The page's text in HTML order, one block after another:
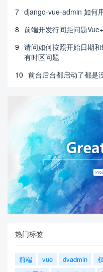
7 django-vue-admin 如何
8 前端开发行间距问题
9 请问如何按照开始日期
有时区问题
10 前台后台都启动了都是
热门标签
前端 vue dvadmin